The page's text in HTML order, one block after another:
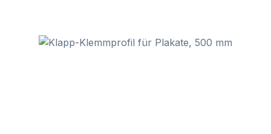
Bildergalerie überspringen